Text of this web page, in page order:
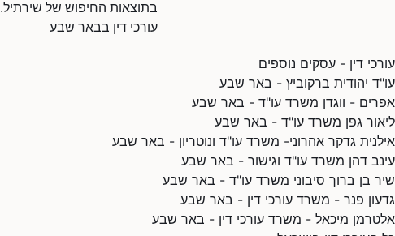
בתוצאות החיפוש של שירתיל.
עורכי דין בבאר שבע
עורכי דין - עסקים נוספים
עו"ד יהודית ברקוביץ - באר שבע
אפרים - ווגדן משרד עו"ד - באר שבע
ליאור גפן משרד עו"ד - באר שבע
אילנית גדקר אהרוני- משרד עו"ד ונוטריון - באר שבע
עינב דהן משרד עו"ד וגישור - באר שבע
שיר בן ברוך סיבוני משרד עו"ד - באר שבע
גדעון פנר - משרד עורכי דין - באר שבע
אלטרמן מיכאל - משרד עורכי דין - באר שבע